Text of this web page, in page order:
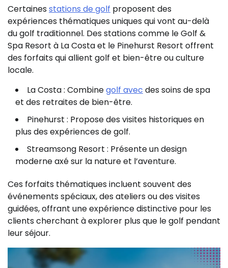
Certainesstations de golf proposent des
expériences thématiques uniques qui vont au-delà
du golf traditionnel. Des stations comme le Golf &
Spa Resort à La Costa et le Pinehurst Resort offrent
des forfaits qui allient golf et bien-être ou culture
locale.
La Costa : Combinegolf avec des soins de spa
et des retraites de bien-être.
Pinehurst : Propose des visites historiques en
plus des expériences de golf.
Streamsong Resort : Présente un design
moderne axé sur la nature et l’aventure.
Ces forfaits thématiques incluent souvent des
événements spéciaux, des ateliers ou des visites
guidées, offrant une expérience distinctive pour les
clients cherchant à explorer plus que le golf pendant
leur séjour.